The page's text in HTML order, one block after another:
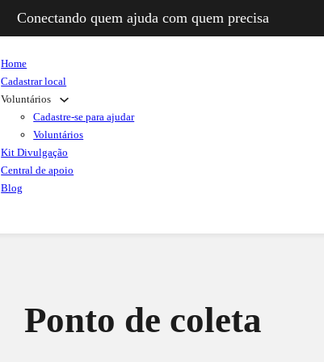
Conectando quem ajuda com quem precisa
Home
Cadastrar local
Voluntários
Cadastre-se para ajudar
Voluntários
Kit Divulgação
Central de apoio
Blog
Ponto de coleta